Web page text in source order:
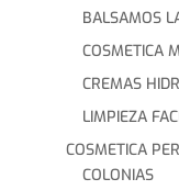
BALSAMOS
COSMETICA
CREMAS
LIMPIEZA
COSMETICA
COLONIAS